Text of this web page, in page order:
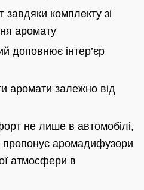
комплекту зі
аромату
доповнює інтер’єр
аромати залежно від
не лише в автомобілі,
аромадифузори
атмосфери в